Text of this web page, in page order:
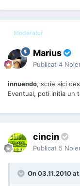
Moderator
Marius
Publicat 4
innuendo, scrie aici
Eventual, poti initia un
cincin
Publicat 5
On 03.11.2010